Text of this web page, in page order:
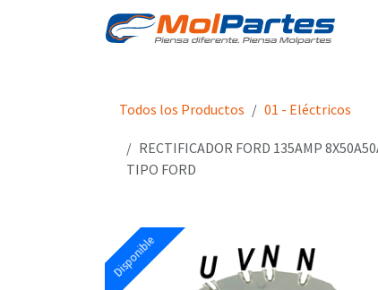
Todos los Productos 01 - Eléctricos
RECTIFICADOR FORD 135AMP
TIPO FORD
Disponible
Disponible